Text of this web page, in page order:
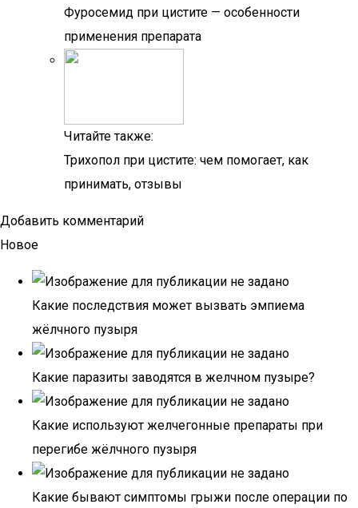
Фуросемид при цистите — особенности
применения препарата
Читайте также:
Трихопол при цистите: чем помогает, как
принимать, отзывы
Добавить комментарий
Новое
Какие последствия может вызвать эмпиема
жёлчного пузыря
Какие паразиты заводятся в желчном пузыре?
Какие используют желчегонные препараты при
перегибе жёлчного пузыря
Какие бывают симптомы грыжи после операции по